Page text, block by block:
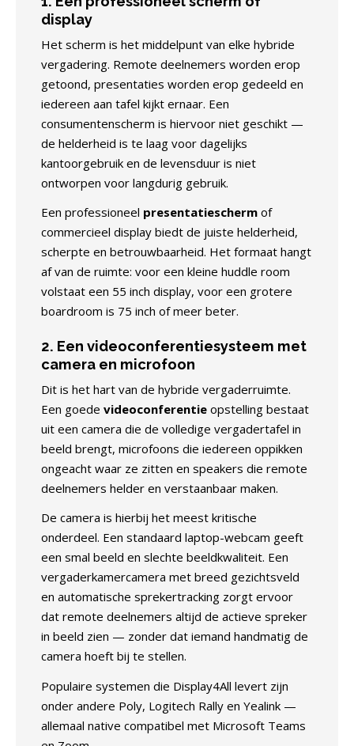
display
Het scherm is het middelpunt van elke hybride
vergadering. Remote deelnemers worden erop
getoond, presentaties worden erop gedeeld en
iedereen aan tafel kijkt ernaar. Een
consumentenscherm is hiervoor niet geschikt —
de helderheid is te laag voor dagelijks
kantoorgebruik en de levensduur is niet
ontworpen voor langdurig gebruik.
Een professioneel presentatiescherm of
commercieel display biedt de juiste helderheid,
scherpte en betrouwbaarheid. Het formaat hangt
af van de ruimte: voor een kleine huddle room
volstaat een 55 inch display, voor een grotere
boardroom is 75 inch of meer beter.
2. Een videoconferentiesysteem met
camera en microfoon
Dit is het hart van de hybride vergaderruimte.
Een goede videoconferentie opstelling bestaat
uit een camera die de volledige vergadertafel in
beeld brengt, microfoons die iedereen oppikken
ongeacht waar ze zitten en speakers die remote
deelnemers helder en verstaanbaar maken.
De camera is hierbij het meest kritische
onderdeel. Een standaard laptop-webcam geeft
een smal beeld en slechte beeldkwaliteit. Een
vergaderkamercamera met breed gezichtsveld
en automatische sprekertracking zorgt ervoor
dat remote deelnemers altijd de actieve spreker
in beeld zien — zonder dat iemand handmatig de
camera hoeft bij te stellen.
Populaire systemen die Display4All levert zijn
onder andere Poly, Logitech Rally en Yealink —
allemaal native compatibel met Microsoft Teams